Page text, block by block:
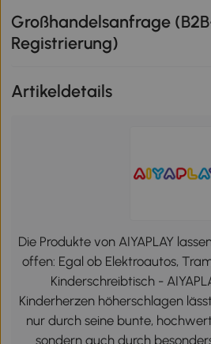
Großhandelsanfrage
Registrierung)
Artikeldetails
Die Produkte von AIYAPLAY
offen: Egal ob Elektroautos,
Kinderschreibtisch -
Kinderherzen höherschlagen
nur durch seine bunte,
sondern auch durch